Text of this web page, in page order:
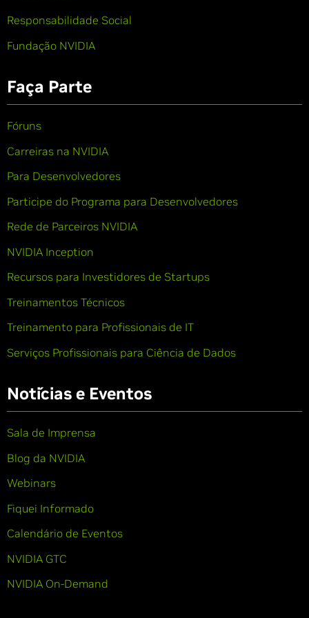
Responsabilidade Social
Fundação NVIDIA
Faça Parte
Fóruns
Carreiras na NVIDIA
Para Desenvolvedores
Participe do Programa para Desenvolvedores
Rede de Parceiros NVIDIA
NVIDIA Inception
Recursos para Investidores de Startups
Treinamentos Técnicos
Treinamento para Profissionais de IT
Serviços Profissionais para Ciência de Dados
Notícias e Eventos
Sala de Imprensa
Blog da NVIDIA
Webinars
Fiquei Informado
Calendário de Eventos
NVIDIA GTC
NVIDIA On-Demand